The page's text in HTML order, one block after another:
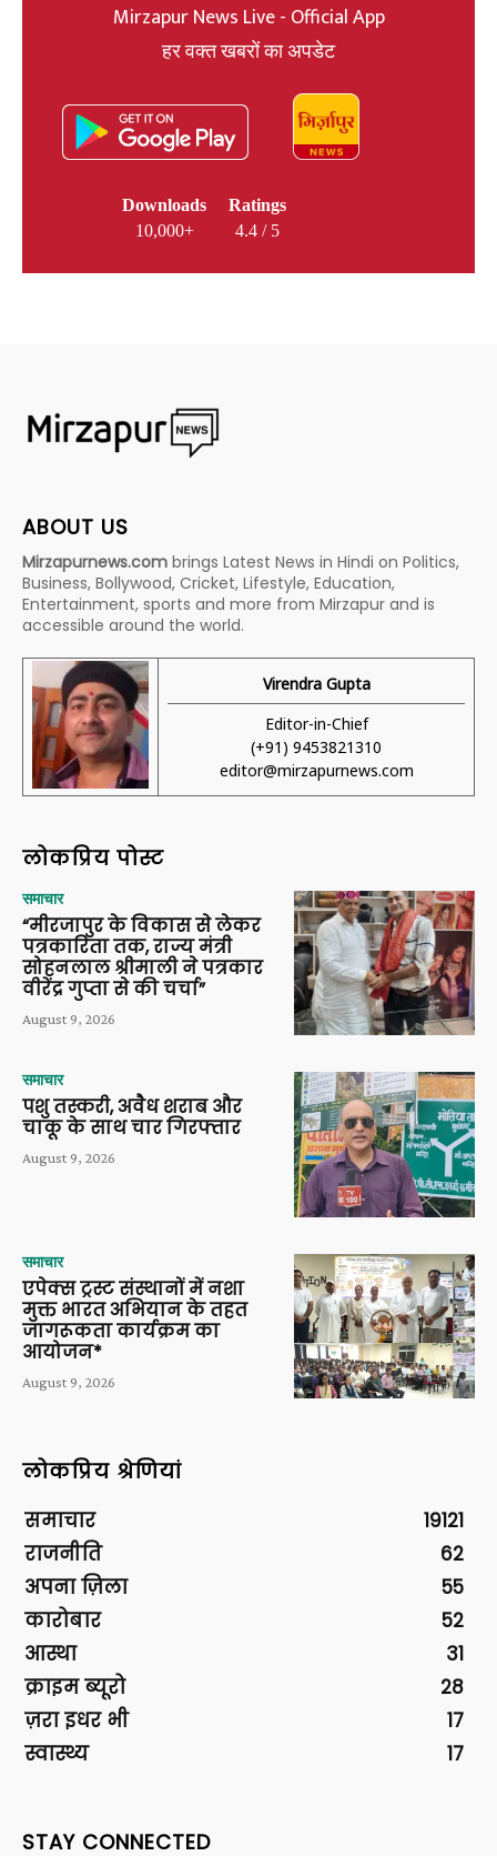
Mirzapur News Live - Official App
हर वक्त खबरों का अपडेट
Downloads
10,000+
Ratings
4.4 / 5
ABOUT US
Mirzapurnews.com brings Latest News in Hindi on Politics,
Business, Bollywood, Cricket, Lifestyle, Education,
Entertainment, sports and more from Mirzapur and is
accessible around the world.
Virendra Gupta
Editor-in-Chief
(+91) 9453821310
editor@mirzapurnews.com
लोकप्रिय पोस्ट
समाचार
“मीरजापुर के विकास से लेकर
पत्रकारिता तक, राज्य मंत्री
सोहनलाल श्रीमाली ने पत्रकार
वीरेंद्र गुप्ता से की चर्चा”
August 9, 2026
समाचार
पशु तस्करी, अवैध शराब और
चाकू के साथ चार गिरफ्तार
August 9, 2026
समाचार
एपेक्स ट्रस्ट संस्थानों में नशा
मुक्त भारत अभियान के तहत
जागरूकता कार्यक्रम का
आयोजन*
August 9, 2026
लोकप्रिय श्रेणियां
समाचार
19121
राजनीति
62
अपना ज़िला
55
कारोबार
52
आस्था
31
क्राइम ब्यूरो
28
ज़रा इधर भी
17
स्वास्थ्य
17
STAY CONNECTED